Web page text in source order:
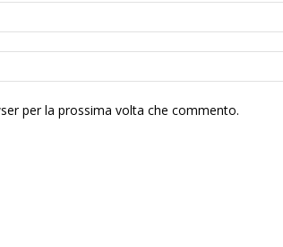
per la prossima volta che commento.